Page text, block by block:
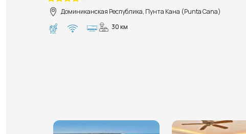
Доминиканская Республика, Пунта Кана (Punta Cana)
30 км